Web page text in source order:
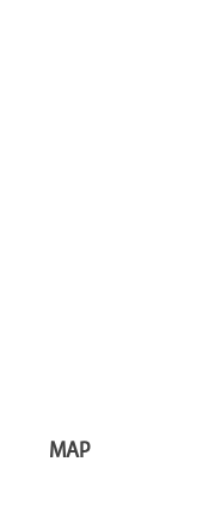
MAP